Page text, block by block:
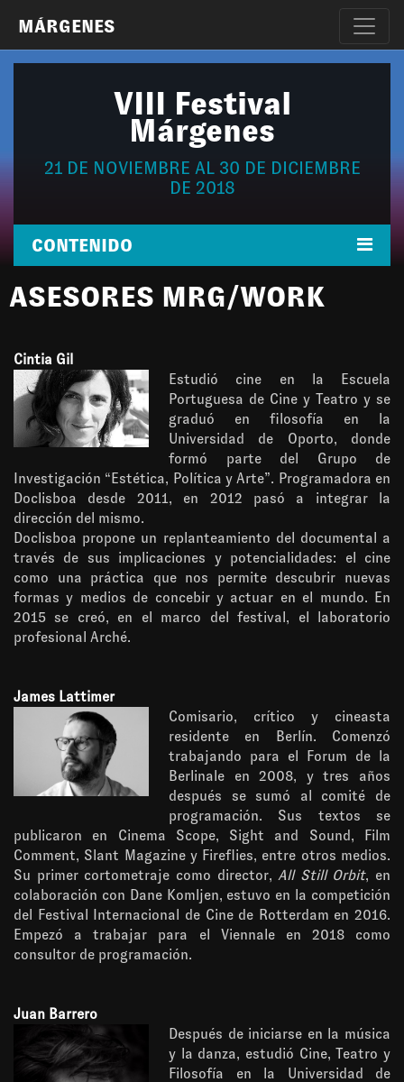
MÁRGENES
VIII Festival
Márgenes
21 DE NOVIEMBRE AL 30 DE DICIEMBRE
DE 2018
CONTENIDO
ASESORES MRG/WORK
Cintia Gil
Estudió cine en la Escuela
Portuguesa de Cine y Teatro y se
graduó en filosofía en la
Universidad de Oporto, donde
formó parte del Grupo de
Investigación “Estética, Política y Arte”. Programadora en
Doclisboa desde 2011, en 2012 pasó a integrar la
dirección del mismo.
Doclisboa propone un replanteamiento del documental a
través de sus implicaciones y potencialidades: el cine
como una práctica que nos permite descubrir nuevas
formas y medios de concebir y actuar en el mundo. En
2015 se creó, en el marco del festival, el laboratorio
profesional Arché.
James Lattimer
Comisario, crítico y cineasta
residente en Berlín. Comenzó
trabajando para el Forum de la
Berlinale en 2008, y tres años
después se sumó al comité de
programación. Sus textos se
publicaron en Cinema Scope, Sight and Sound, Film
Comment, Slant Magazine y Fireflies, entre otros medios.
Su primer cortometraje como director, All Still Orbit, en
colaboración con Dane Komljen, estuvo en la competición
del Festival Internacional de Cine de Rotterdam en 2016.
Empezó a trabajar para el Viennale en 2018 como
consultor de programación.
Juan Barrero
Después de iniciarse en la música
y la danza, estudió Cine, Teatro y
Filosofía en la Universidad de